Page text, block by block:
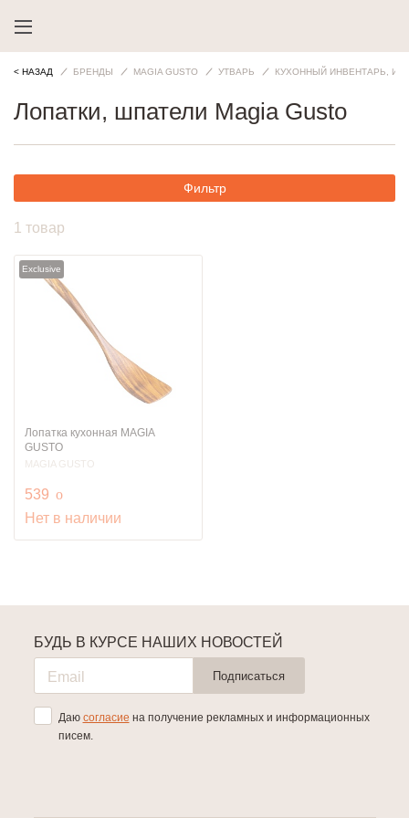
< НАЗАД БРЕНДЫ MAGIA GUSTO УТВАРЬ КУХОННЫЙ ИНВЕНТАРЬ,
Лопатки, шпатели Magia Gusto
Фильтр
1 товар
Exclusive
Лопатка кухонная MAGIA
GUSTO
MAGIA GUSTO
539 руб.
o
Нет в наличии
БУДЬ В КУРСЕ НАШИХ НОВОСТЕЙ
Подписаться
Даю согласие на получение рекламных и информационных
писем.